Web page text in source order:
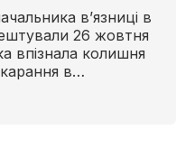
в’язниці в
26 жовтня
впізнала колишня
в